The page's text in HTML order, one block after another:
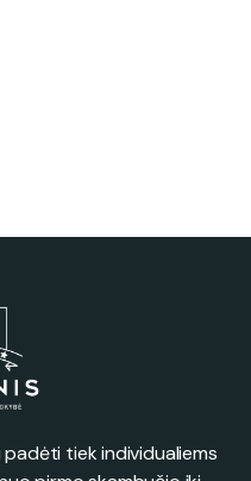
tiek individualiems